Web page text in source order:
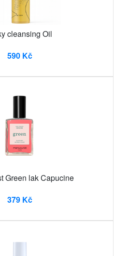
cleansing Oil
590 Kč
Green lak Capucine
379 Kč